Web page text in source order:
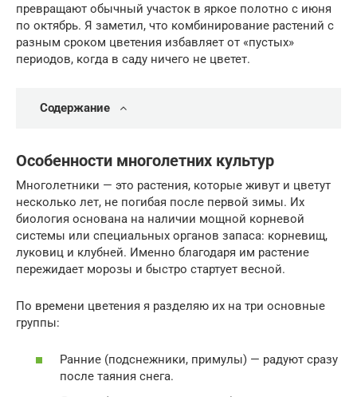
превращают обычный участок в яркое полотно с июня
по октябрь. Я заметил, что комбинирование растений с
разным сроком цветения избавляет от «пустых»
периодов, когда в саду ничего не цветет.
Содержание
Особенности многолетних культур
Многолетники — это растения, которые живут и цветут
несколько лет, не погибая после первой зимы. Их
биология основана на наличии мощной корневой
системы или специальных органов запаса: корневищ,
луковиц и клубней. Именно благодаря им растение
пережидает морозы и быстро стартует весной.
По времени цветения я разделяю их на три основные
группы:
Ранние (подснежники, примулы) — радуют сразу
после таяния снега.